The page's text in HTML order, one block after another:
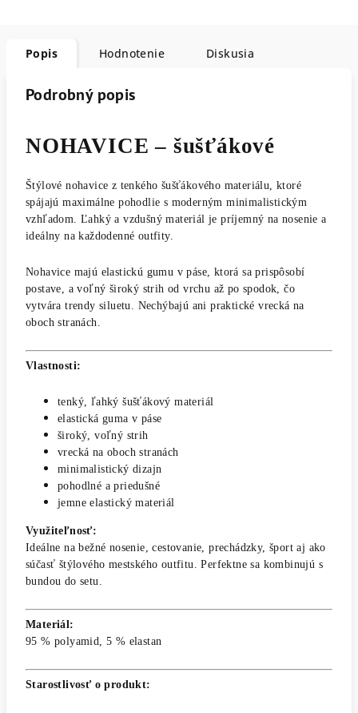
Popis Hodnotenie Diskusia
Podrobný popis
NOHAVICE – šušťákové
Štýlové nohavice z tenkého šušťákového materiálu, ktoré
spájajú maximálne pohodlie s moderným minimalistickým
vzhľadom. Ľahký a vzdušný materiál je príjemný na nosenie a
ideálny na každodenné outfity.
Nohavice majú elastickú gumu v páse, ktorá sa prispôsobí
postave, a voľný široký strih od vrchu až po spodok, čo
vytvára trendy siluetu. Nechýbajú ani praktické vrecká na
oboch stranách.
Vlastnosti:
tenký, ľahký šušťákový materiál
elastická guma v páse
široký, voľný strih
vrecká na oboch stranách
minimalistický dizajn
pohodlné a priedušné
jemne elastický materiál
Využiteľnosť:
Ideálne na bežné nosenie, cestovanie, prechádzky, šport aj ako
súčasť štýlového mestského outfitu. Perfektne sa kombinujú s
bundou do setu.
Materiál:
95 % polyamid, 5 % elastan
Starostlivosť o produkt: